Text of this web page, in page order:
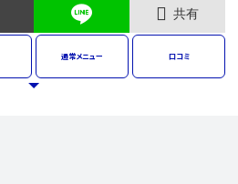
共有
通常メニュー 口コミ